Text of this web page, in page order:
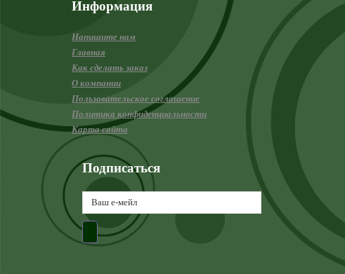
Информация
Напишите нам
Главная
Как сделать заказ
О компании
Пользовательское соглашение
Политика конфиденциальности
Карта сайта
Подписаться